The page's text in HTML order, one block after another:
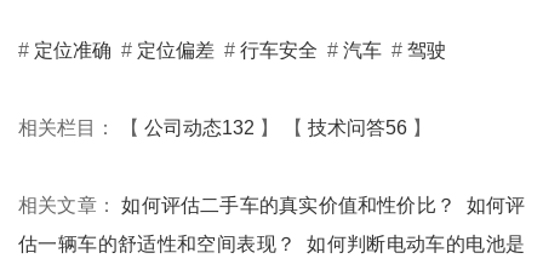
# 定位准确 # 定位偏差 # 行车安全 # 汽车 # 驾驶
相关栏目： 【 公司动态132 】 【 技术问答56 】
相关文章：如何评估二手车的真实价值和性价比？
如何评
估一辆车的舒适性和空间表现？
如何判断电动车的电池是